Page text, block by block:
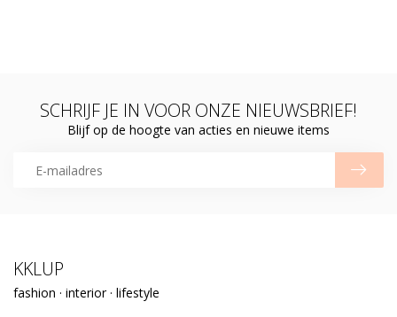
SCHRIJF JE IN VOOR ONZE NIEUWSBRIEF!
Blijf op de hoogte van acties en nieuwe items
KKLUP
fashion · interior · lifestyle